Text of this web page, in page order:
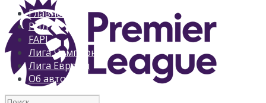
Главная
РПЛ
FAPL
Лига Чемпионов
Лига Европы
Об авторе